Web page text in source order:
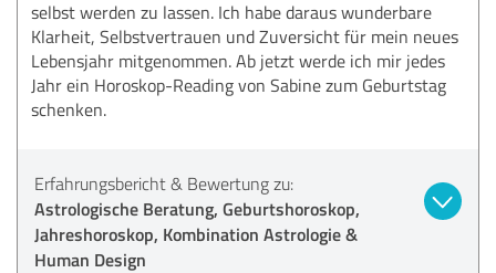
selbst werden zu lassen. Ich habe daraus wunderbare
Klarheit, Selbstvertrauen und Zuversicht für mein neues
Lebensjahr mitgenommen. Ab jetzt werde ich mir jedes
Jahr ein Horoskop-Reading von Sabine zum Geburtstag
schenken.
Erfahrungsbericht & Bewertung zu:
Astrologische Beratung, Geburtshoroskop,
Jahreshoroskop, Kombination Astrologie &
Human Design